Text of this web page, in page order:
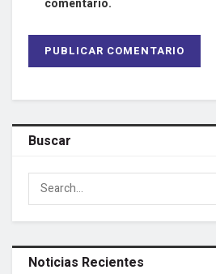
comentario.
Buscar
Noticias Recientes